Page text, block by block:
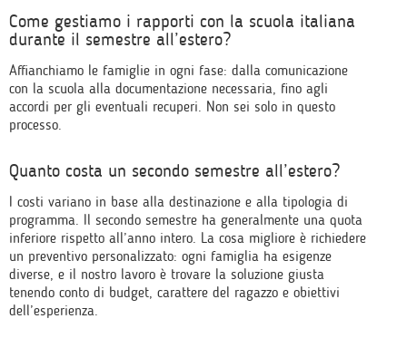
Come gestiamo i rapporti con la scuola italiana
durante il semestre all’estero?
Affianchiamo le famiglie in ogni fase: dalla comunicazione
con la scuola alla documentazione necessaria, fino agli
accordi per gli eventuali recuperi. Non sei solo in questo
processo.
Quanto costa un secondo semestre all’estero?
I costi variano in base alla destinazione e alla tipologia di
programma. Il secondo semestre ha generalmente una quota
inferiore rispetto all’anno intero. La cosa migliore è richiedere
un preventivo personalizzato: ogni famiglia ha esigenze
diverse, e il nostro lavoro è trovare la soluzione giusta
tenendo conto di budget, carattere del ragazzo e obiettivi
dell’esperienza.